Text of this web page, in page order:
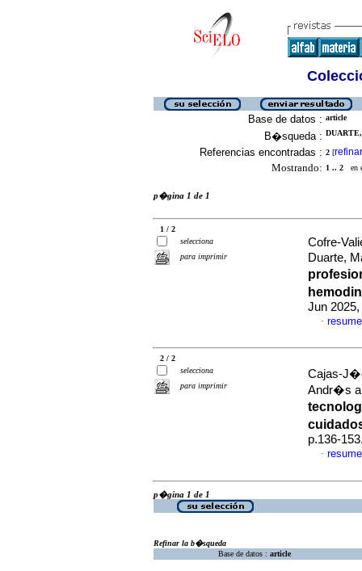
Base de datos : article
B�squeda :
Referencias encontradas : 2 [refinar
Mostrando: 1 .. 2 en
p�gina 1 de 1
1 / 2
selecciona
para imprimir
Cofre-
Duarte,
Jun
·
2 / 2
selecciona
para imprimir
Cajas-
Andr�s
p.136-
·
p�gina 1 de 1
Refinar la b�squeda
Base de datos : article